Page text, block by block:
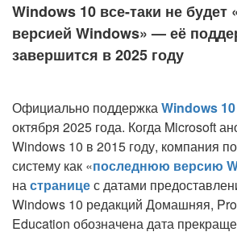
Windows 10 все-таки не будет
версией Windows» — её
завершится в 2025 году
Официально поддержкаWindows 10
октября 2025 года. Когда Microsoft
Windows 10 в 2015 году, компания
систему как «последнюю версию
настраницес датами
Windows 10 редакций Домашняя,
Education обозначена дата